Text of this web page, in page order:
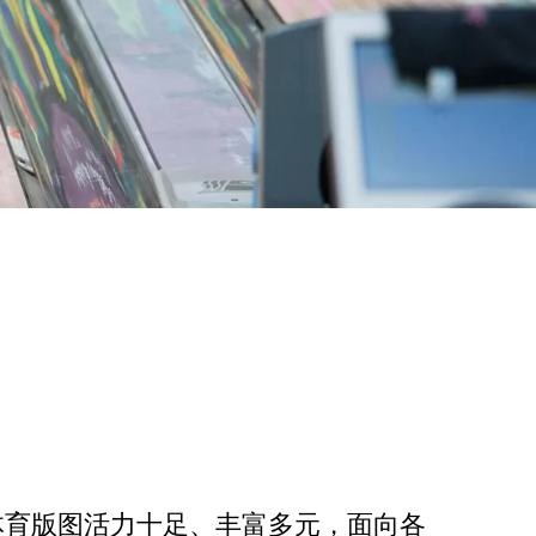
版图活力十足、丰富多元，面向各